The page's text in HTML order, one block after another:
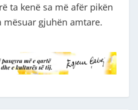
ta kenë sa më afër pikën
mësuar gjuhën amtare.